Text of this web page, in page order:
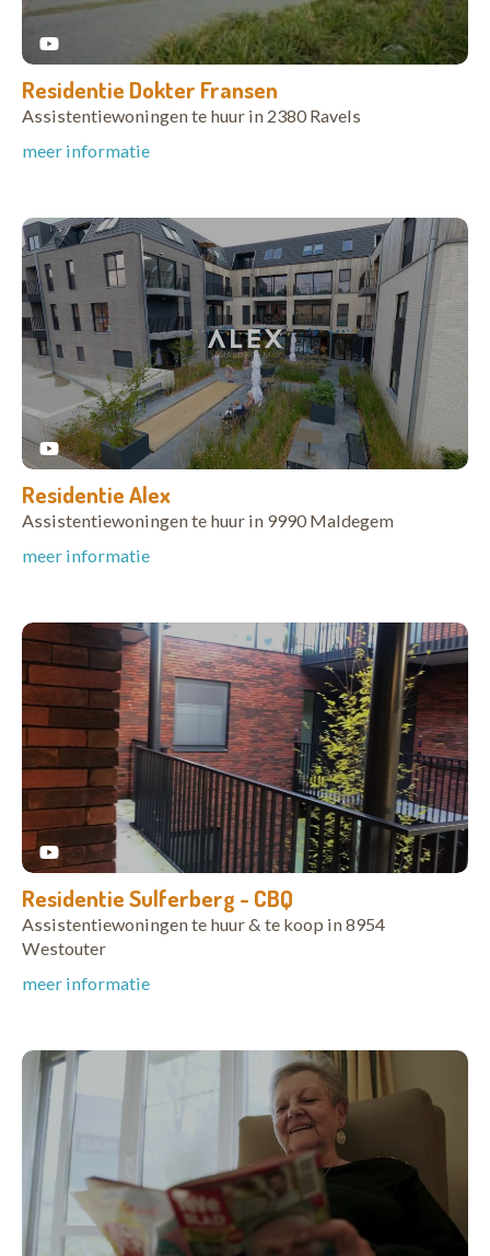
Residentie Dokter Fransen
Assistentiewoningen te huur in 2380 Ravels
meer informatie
Residentie Alex
Assistentiewoningen te huur in 9990 Maldegem
meer informatie
Residentie Sulferberg - CBQ
Assistentiewoningen te huur & te koop in 8954
Westouter
meer informatie